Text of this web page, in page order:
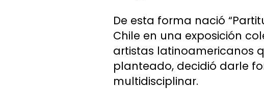
De esta forma nació
Chile en una exposición
artistas latinoamericanos
planteado, decidió darle
multidisciplinar.